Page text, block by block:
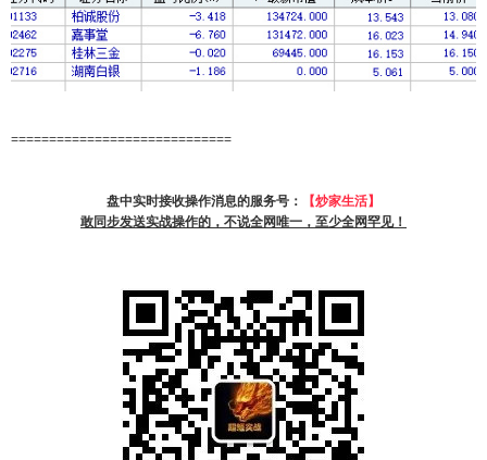
=============================
盘中实时接收操作消息的服务号：
【炒家生活】
敢同步发送实战操作的，不说全网唯一，至少全网罕见！